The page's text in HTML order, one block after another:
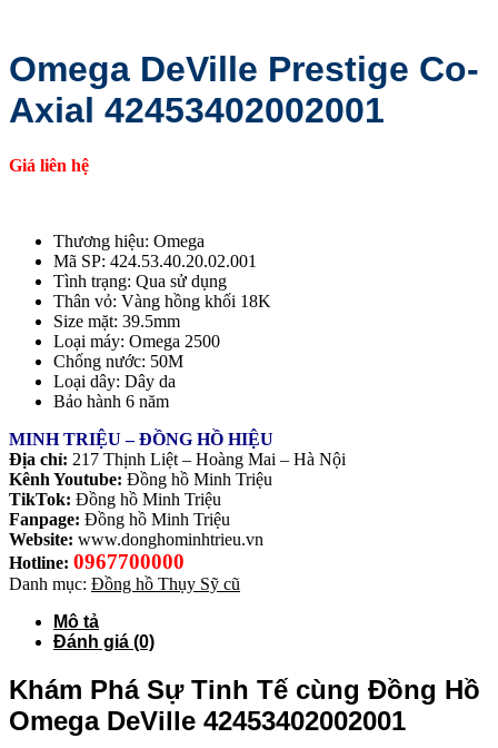
Omega DeVille Prestige Co-
Axial 42453402002001
Giá liên hệ
Thương hiệu: Omega
Mã SP: 424.53.40.20.02.001
Tình trạng: Qua sử dụng
Thân vỏ: Vàng hồng khối 18K
Size mặt: 39.5mm
Loại máy: Omega 2500
Chống nước: 50M
Loại dây: Dây da
Bảo hành 6 năm
MINH TRIỆU – ĐỒNG HỒ HIỆU
Địa chỉ: 217 Thịnh Liệt – Hoàng Mai – Hà Nội
Kênh Youtube: Đồng hồ Minh Triệu
TikTok: Đồng hồ Minh Triệu
Fanpage: Đồng hồ Minh Triệu
Website: www.donghominhtrieu.vn
Hotline: 0967700000
Danh mục: Đồng hồ Thụy Sỹ cũ
Mô tả
Đánh giá (0)
Khám Phá Sự Tinh Tế cùng Đồng Hồ
Omega DeVille 42453402002001